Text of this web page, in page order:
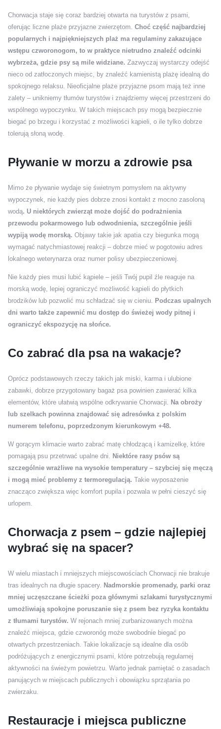
Chorwacja staje się coraz bardziej otwarta na turystów z psami,
oferując liczne plaże przyjazne zwierzętom. Choć część najbardziej
popularnych i najpiękniejszych plaż ma regulaminy zakazujące
wstępu czworonogom, to w praktyce nietrudno znaleźć odcinki
wybrzeża, gdzie psy są mile widziane. Zazwyczaj wystarczy odejść
nieco od zatłoczonych miejsc, by znaleźć kamienistą plażę idealną do
spokojnego relaksu. Nieoficjalne plaże przyjazne psom mają też inne
zalety – unikniemy tłumów turystów i znajdziemy więcej przestrzeni do
wspólnego wypoczynku. W takich miejscach psy mogą bezpiecznie
biegać po brzegu i korzystać z możliwości kąpieli, o ile tylko dobrze
tolerują słoną wodę.
Pływanie w morzu a zdrowie psa
Mimo że pływanie wydaje się świetnym pomysłem na aktywny
wypoczynek, nie każdy pies dobrze znosi kontakt z mocno zasoloną
wodą. U niektórych zwierząt może dojść do podrażnienia
przewodu pokarmowego lub odwodnienia, szczególnie jeśli
wypiją wodę morską. Objawy takie jak apatia czy biegunka mogą
wymagać natychmiastowej reakcji – dobrze mieć w pogotowiu adres
lokalnego weterynarza oraz numer polisy ubezpieczeniowej.
Nie każdy pies musi lubić kąpiele – jeśli Twój pupil źle reaguje na
morską wodę, lepiej ograniczyć możliwość kąpieli do płytkich
brodzików lub pozwolić mu schładzać się w cieniu. Podczas upalnych
dni warto także zapewnić mu dostęp do świeżej wody pitnej i
ograniczyć ekspozycję na słońce.
Co zabrać dla psa na wakacje?
Oprócz podstawowych rzeczy takich jak miski, karma i ulubione
zabawki, dobrze przygotowany bagaż psa powinien zawierać kilka
elementów, które ułatwią wspólne odkrywanie Chorwacji. Na obroży
lub szelkach powinna znajdować się adresówka z polskim
numerem telefonu, poprzedzonym kierunkowym +48.
W gorącym klimacie warto zabrać matę chłodzącą i kamizelkę, które
pomagają psu przetrwać upalne dni. Niektóre rasy psów są
szczególnie wrażliwe na wysokie temperatury – szybciej się męczą
i mogą mieć problemy z termoregulacją. Takie wyposażenie
znacząco zwiększa więc komfort pupila i pozwala w pełni cieszyć się
urlopem.
Chorwacja z psem – gdzie najlepiej
wybrać się na spacer?
W wielu miastach i mniejszych miejscowościach Chorwacji nie brakuje
tras idealnych na długie spacery. Nadmorskie promenady, parki oraz
mniej uczęszczane ścieżki poza głównymi szlakami turystycznymi
umożliwiają spokojne poruszanie się z psem bez ryzyka kontaktu
z tłumami turystów. W rejonach mniej zurbanizowanych można
znaleźć miejsca, gdzie czworonóg może swobodnie biegać po
otwartych przestrzeniach. Takie lokalizacje są idealne dla osób
podróżujących z energicznymi psami, które potrzebują regularnej
aktywności na świeżym powietrzu. Warto jednak pamiętać o zasadach
panujących w miejscach publicznych i obowiązku sprzątania po
zwierzaku.
Restauracje i miejsca publiczne